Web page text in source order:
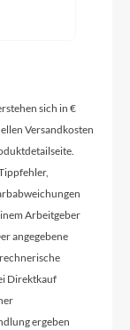
SYSTEM
sich in €
Versandkosten
Arbeitgeber
angegebene
Direktkauf
ergeben